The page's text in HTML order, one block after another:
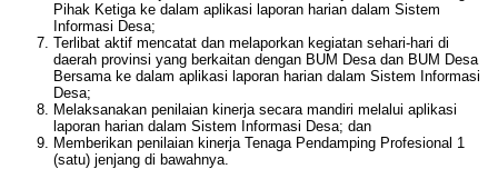
Pihak Ketiga ke dalam aplikasi laporan harian dalam Sistem
Informasi Desa;
Terlibat aktif mencatat dan melaporkan kegiatan sehari-hari di
daerah provinsi yang berkaitan dengan BUM Desa dan BUM Desa
Bersama ke dalam aplikasi laporan harian dalam Sistem Informasi
Desa;
Melaksanakan penilaian kinerja secara mandiri melalui aplikasi
laporan harian dalam Sistem Informasi Desa; dan
Memberikan penilaian kinerja Tenaga Pendamping Profesional 1
(satu) jenjang di bawahnya.